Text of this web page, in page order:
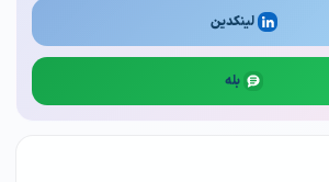
لینکدین
بله